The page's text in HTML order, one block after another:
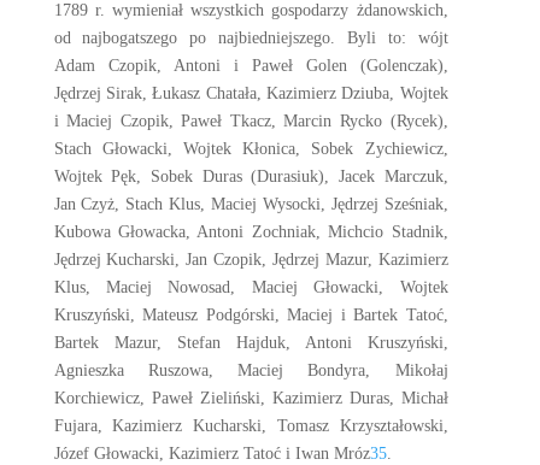
1789 r. wymieniał wszystkich gospodarzy żdanowskich,
od najbogatszego po najbiedniejszego. Byli to: wójt
Adam Czopik, Antoni i Paweł Golen (Golenczak),
Jędrzej Sirak, Łukasz Chatała, Kazimierz Dziuba, Wojtek
i Maciej Czopik, Paweł Tkacz, Marcin Rycko (Rycek),
Stach Głowacki, Wojtek Kłonica, Sobek Zychiewicz,
Wojtek Pęk, Sobek Duras (Durasiuk), Jacek Marczuk,
Jan Czyż, Stach Klus, Maciej Wysocki, Jędrzej Sześniak,
Kubowa Głowacka, Antoni Zochniak, Michcio Stadnik,
Jędrzej Kucharski, Jan Czopik, Jędrzej Mazur, Kazimierz
Klus, Maciej Nowosad, Maciej Głowacki, Wojtek
Kruszyński, Mateusz Podgórski, Maciej i Bartek Tatoć,
Bartek Mazur, Stefan Hajduk, Antoni Kruszyński,
Agnieszka Ruszowa, Maciej Bondyra, Mikołaj
Korchiewicz, Paweł Zieliński, Kazimierz Duras, Michał
Fujara, Kazimierz Kucharski, Tomasz Krzyształowski,
Józef Głowacki, Kazimierz Tatoć i Iwan Mróz35.